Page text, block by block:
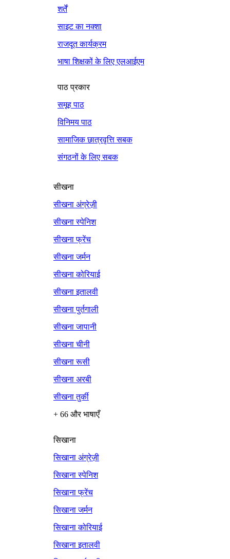
शर्तें
साइट का नक्शा
राजदूत कार्यक्रम
भाषा शिक्षकों के लिए एलआईएम
पाठ प्रकार
समूह पाठ
विनिमय पाठ
सामाजिक छात्रवृत्ति सबक
संगठनों के लिए सबक
सीखना
सीखना अंग्रेज़ी
सीखना स्पेनिश
सीखना फ्रेंच
सीखना जर्मन
सीखना कोरियाई
सीखना इतालवी
सीखना पुर्तगाली
सीखना जापानी
सीखना चीनी
सीखना रूसी
सीखना अरबी
सीखना तुर्की
+ 66 और भाषाएँ
सिखाना
सिखाना अंग्रेज़ी
सिखाना स्पेनिश
सिखाना फ्रेंच
सिखाना जर्मन
सिखाना कोरियाई
सिखाना इतालवी